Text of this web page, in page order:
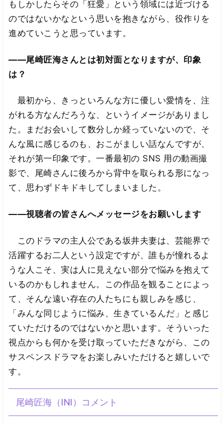
もしかしたらその「狂愛」という領域には近づける
のではないかなという思いを抱きながら、役作りを
進めていこうと思っています。
――尾崎匠海さんとは初対面となりますが、印象
は？
最初から、きっといろんな方に優しい愛情を、注
がれる方なんだろうな、というイメージがありまし
た。まだお会いして数分しか経っていないので、そ
んな風に感じるのも、おこがましい話なんですが、
それが第一印象です。一番最初の SNS 用の動画撮
影で、尾崎さんに後ろから背中を取られる形になっ
て、思わずドキドキしてしまいました。
――視聴者の皆さんへメッセージをお願いします
このドラマの主人公である坂井夫妻は、芸能界で
活躍するお二人という設定ですが、誰もが憧れるよ
うな人こそ、実は人に見えない部分で悩みを抱えて
いるのかもしれません。この作品を観ることによっ
て、そんな遠い存在の人たちにも親しみを感じ、
「みんな同じように悩み、生きているんだ」と感じ
ていただけるのではないかと思います。そういった
視点からも何かを受け取っていただきながら、この
サスペンスドラマをお楽しみいただけると嬉しいで
す。
尾崎匠海（INI）コメント